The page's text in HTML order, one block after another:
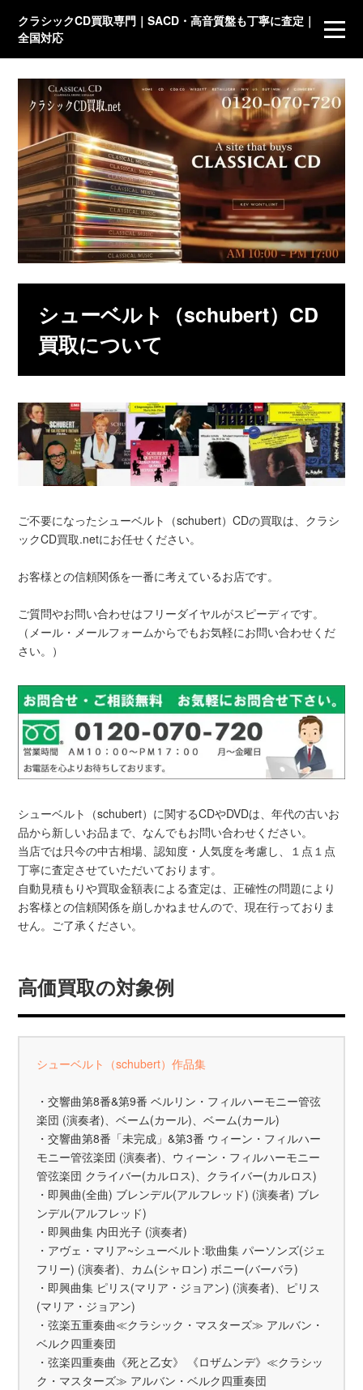
クラシックCD買取専門｜SACD・高音質盤も丁寧に査定｜
全国対応
シューベルト（schubert）CD
買取について
ご不要になったシューベルト（schubert）CDの買取は、クラシ
ックCD買取.netにお任せください。
お客様との信頼関係を一番に考えているお店です。
ご質問やお問い合わせはフリーダイヤルがスピーディです。
（メール・メールフォームからでもお気軽にお問い合わせくだ
さい。）
シューベルト（schubert）に関するCDやDVDは、年代の古いお
品から新しいお品まで、なんでもお問い合わせください。
当店では只今の中古相場、認知度・人気度を考慮し、１点１点
丁寧に査定させていただいております。
自動見積もりや買取金額表による査定は、正確性の問題により
お客様との信頼関係を崩しかねませんので、現在行っておりま
せん。ご了承ください。
高価買取の対象例
シューベルト（schubert）作品集
・交響曲第8番&第9番 ベルリン・フィルハーモニー管弦
楽団 (演奏者)、ベーム(カール)、ベーム(カール)
・交響曲第8番「未完成」&第3番 ウィーン・フィルハー
モニー管弦楽団 (演奏者)、ウィーン・フィルハーモニー
管弦楽団 クライバー(カルロス)、クライバー(カルロス)
・即興曲(全曲) ブレンデル(アルフレッド) (演奏者) ブレ
ンデル(アルフレッド)
・即興曲集 内田光子 (演奏者)
・アヴェ・マリア~シューベルト:歌曲集 パーソンズ(ジェ
フリー) (演奏者)、カム(シャロン) ボニー(バーバラ)
・即興曲集 ピリス(マリア・ジョアン) (演奏者)、ピリス
(マリア・ジョアン)
・弦楽五重奏曲≪クラシック・マスターズ≫ アルバン・
ベルク四重奏団
・弦楽四重奏曲《死と乙女》 《ロザムンデ》≪クラシッ
ク・マスターズ≫ アルバン・ベルク四重奏団